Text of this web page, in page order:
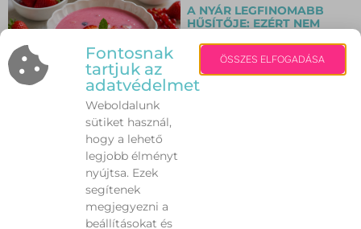
A NYÁR LEGFINOMABB
HŰSÍTŐJE: EZÉRT NEM
GYÜMÖLCSLEVEST
Fontosnak
tartjuk az
adatvédelmet
Weboldalunk
sütiket használ,
hogy a lehető
legjobb élményt
nyújtsa. Ezek
segítenek
megjegyezni a
beállításokat és
ÖSSZES ELFOGADÁSA